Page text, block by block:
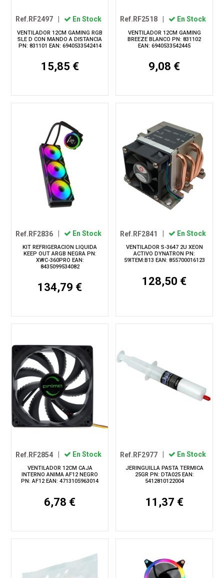
Ref.RF2497 En Stock
VENTILADOR 12CM GAMING RGB
SLE D CON MANDO A DISTANCIA
PN: 831101 EAN: 6940533542414
15,85 €
Ref.RF2518 En Stock
VENTILADOR 12CM GAMING
BREEZE BLANCO PN: 831102
EAN: 6940533542445
9,08 €
Ref.RF2836 En Stock
KIT REFRIGERACION LIQUIDA
KEEP OUT ARGB NEGRA PN:
XWC-360PRO EAN:
8435099534082
134,79 €
Ref.RF2841 En Stock
VENTILADOR S-3647 2U XEON
ACTIVO DYNATRON PN:
59ITEM:B13 EAN: 855700016123
128,50 €
Ref.RF2854 En Stock
VENTILADOR 12CM CAJA
INTERNO ANIMA AF12 NEGRO
PN: AF12 EAN: 4713105963014
6,78 €
Ref.RF2977 En Stock
JERINGUILLA PASTA TERMICA
25GR PN: DTA025 EAN:
5412810122004
11,37 €